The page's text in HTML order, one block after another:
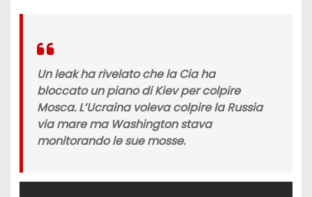
Un leak ha rivelato chela Cia ha
bloccato un piano di Kiev per colpire
Mosca. L’Ucraina voleva colpire la Russia
via mare ma Washington stava
monitorando le sue mosse.